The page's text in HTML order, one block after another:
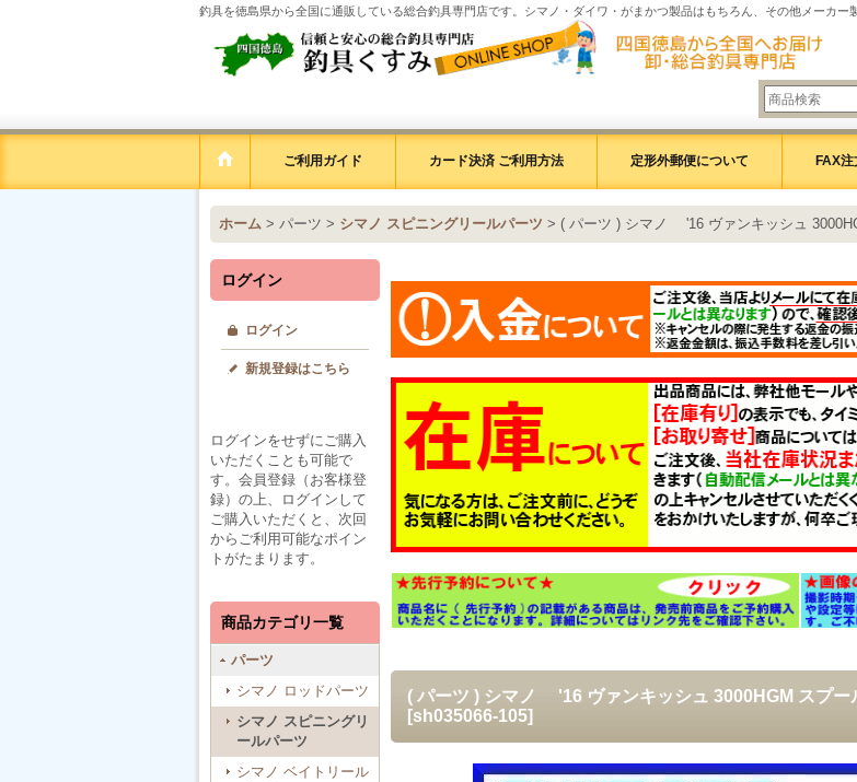
釣具を徳島県から全国に通販している総合釣具専門店です。シマノ・ダイワ・がまかつ製品はもちろん、その他メーカー
ご利用ガイド カード決済 ご利用方法 定形外郵便について FAX注
ホーム > パーツ > シマノ スピニングリールパーツ > ( パーツ ) シマノ '16 ヴァンキッシュ
ログイン
ログイン
新規登録はこちら
ログインをせずにご購入
いただくことも可能で
す。会員登録（お客様登
録）の上、ログインして
ご購入いただくと、次回
からご利用可能なポイン
トがたまります。
商品カテゴリ一覧
パーツ
シマノ ロッドパーツ
シマノ スピニングリ
ールパーツ
シマノ ベイトリール
( パーツ ) シマノ '16 ヴァンキッシュ 3000HGM ス
[sh035066-105]